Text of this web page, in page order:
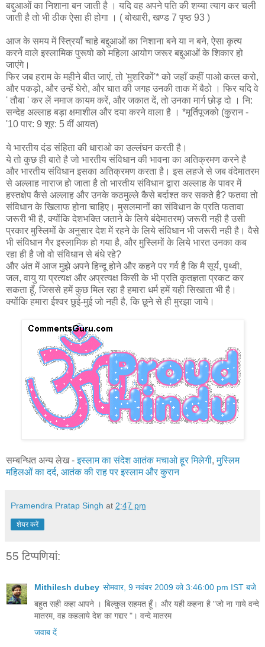
बद्दुआओं का निशाना बन जाती है । यदि वह अपने पति की शय्या त्याग कर चली
जाती है तो भी ठीक ऐसा ही होगा । ( बोखारी, खण्ड 7 पृष्ठ 93 )
आज के समय में स्त्रियाँ चाहे बद्दुआओं का निशाना बने या न बने, ऐसा कृत्‍य
करने वाले इस्लामिक पुरूषो को महिला आयोग जरूर बद्दुआओं के शिकार हो
जाएंगे।
फिर जब हराम के महीने बीत जाएं, तो 'मुशरिकों'* को जहाँ कहीं पाओ कत्ल करो,
और पकड़ो, और उन्हें घेरो, और घात की जगह उनकी ताक में बैठो । फिर यदि वे
' तौबा ' कर लें नमाज कायम करें, और जकात दें, तो उनका मार्ग छोड़ दो । नि:
सन्देह अल्लाह बड़ा क्षमाशील और दया करने वाला है । *मूर्तिपूजको (कुरान -
'10 पार: 9 शूर: 5 वीं आयत)
ये भारतीय दंड संहिता की धाराओ का उल्‍लंघन करती है।
ये तो कुछ ही बाते है जो भारतीय संविधान की भावना का अतिक्रमण करने है
और भारतीय संविधान इसका अतिक्रमण करता है। इस लहजे से जब वंदेमातरम
से अल्लाह नाराज हो जाता है तो भारतीय संविधान द्वारा अल्लाह के पावर में
हस्तक्षेप कैसे अल्लाह और उनके कठमुल्ले कैसे बर्दाश्त कर सकते है? फतवा तो
संविधान के खिलाफ होना चाहिए। मुसलमानों का संविधान के प्रति फतावा
जरूरी भी है, क्योंकि देशभक्ति जताने के लिये बंदेमातरम) जरूरी नही है उसी
प्रकार मुस्लिमों के अनुसार देश में रहने के लिये संविधान भी जरूरी नही है। वैसे
भी संविधान गैर इस्‍लामिक हो गया है, और मुस्लिमों के लिये भारत उनका कब
रहा ही है जो वो संविधान से बंधे रहे?
और अंत में आज मुझे अपने हिन्दू होने और कहने पर गर्व है कि मै सूर्य, पृथ्वी,
जल, वायु या प्रत्यक्ष और अप्रत्यक्ष किसी के भी प्रति कृतज्ञता प्रकट कर
सकता हूँ, जिससे हमें कुछ मिल रहा है हमारा धर्म हमें यही सिखाता भी है।
क्योंकि हमारा ईश्वर छुई-मुई जो नही है, कि छूने से ही मुरझा जाये।
सम्‍‍बन्धित अन्‍य लेख -इस्‍लाम का संदेश आतंक मचाओ हूर मिलेगी,मुस्लिम
महिलओं का दर्द, आतंक की राह पर इस्‍लाम और कुरान
Pramendra Pratap Singh at 2:47 pm
शेयर करें
55 टिप्‍पणियां:
Mithilesh dubey सोमवार, 9 नवंबर 2009 को 3:46:00 pm IST बजे
बहुत सही कहा आपने । बिल्कुल सहमत हूँ। और यही कहना है "जो ना गाये वन्दे
मातरम, वह कहलाये देश का गद्दार "। वन्दे मातरम
जवाब दें